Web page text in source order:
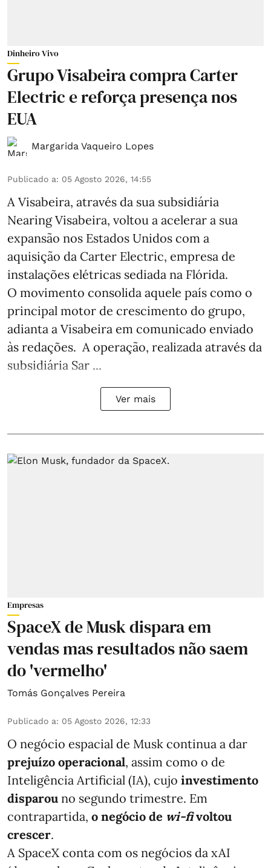
Dinheiro Vivo
Grupo Visabeira compra Carter
Electric e reforça presença nos
EUA
Margarida Vaqueiro Lopes
Publicado a: 05 Agosto 2026, 14:55
A Visabeira, através da sua subsidiária
Nearing Visabeira, voltou a acelerar a sua
expansão nos Estados Unidos com a
aquisição da Carter Electric, empresa de
instalações elétricas sediada na Flórida.
O movimento consolida aquele país como o
principal motor de crescimento do grupo,
adianta a Visabeira em comunicado enviado
às redações. A operação, realizada através da
subsidiária Sar ...
Ver mais
Empresas
SpaceX de Musk dispara em
vendas mas resultados não saem
do 'vermelho'
Tomás Gonçalves Pereira
Publicado a: 05 Agosto 2026, 12:33
O negócio espacial de Musk continua a dar
prejuízo operacional, assim como o de
Inteligência Artificial (IA), cujo investimento
disparou no segundo trimestre. Em
contrapartida, o negócio de wi-fivoltou
crescer.
A SpaceX conta com os negócios da xAI